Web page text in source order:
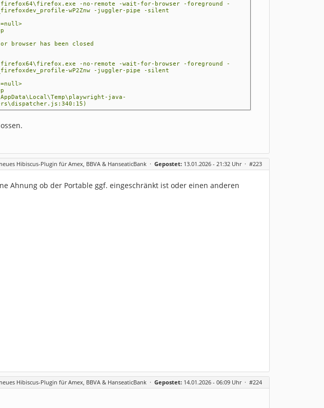
-no-remote -wait-for-browser -foreground -
wP2Znw -juggler-pipe -silent
browser has been closed
-no-remote -wait-for-browser -foreground -
wP2Znw -juggler-pipe -silent
java-
-no-remote -wait-for-browser -
wP2Znw -juggler-pipe -silent
Hibiscus-Plugin für Amex, BBVA & HanseaticBank · Gepostet: 13.01.2026 - 21:32 Uhr · #223
Ahnung ob der Portable ggf. eingeschränkt ist oder einen anderen
Hibiscus-Plugin für Amex, BBVA & HanseaticBank · Gepostet: 14.01.2026 - 06:09 Uhr · #224